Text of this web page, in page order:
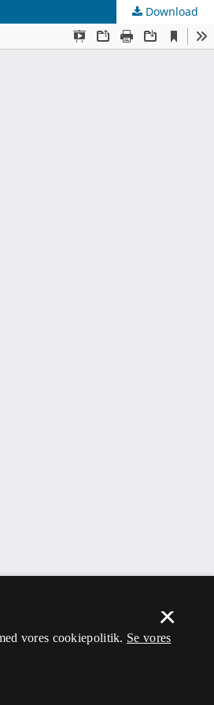
Download
×
vores cookiepolitik. Se vores